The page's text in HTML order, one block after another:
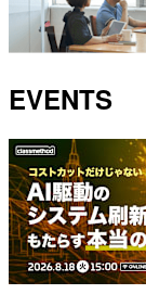
EVENTS